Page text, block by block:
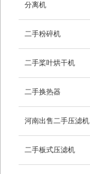
分离机
二手粉碎机
二手桨叶烘干机
二手换热器
河南出售二手压滤机
二手板式压滤机